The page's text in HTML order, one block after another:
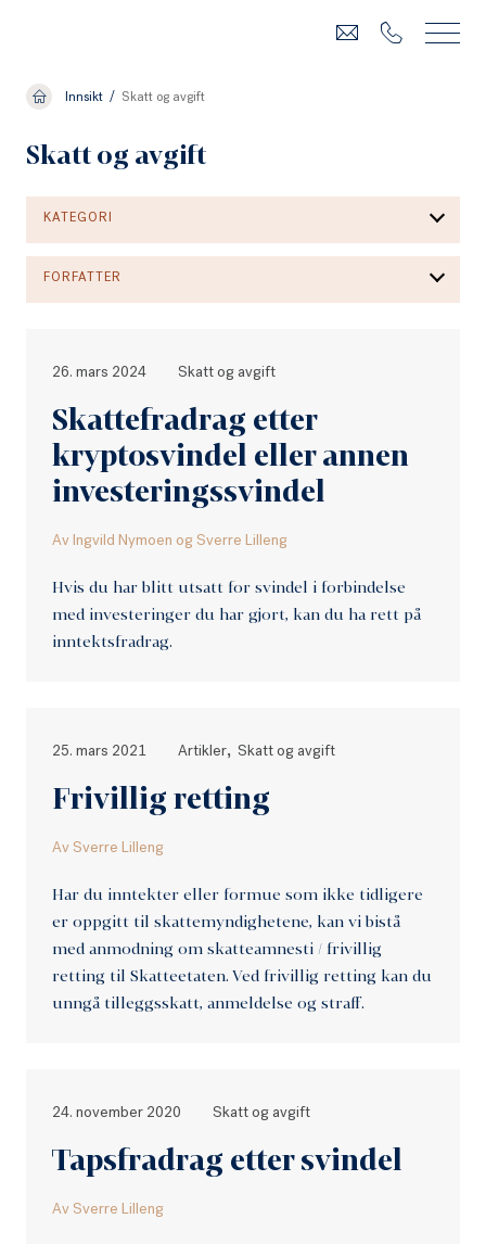
Innsikt / Skatt og avgift
Skatt og avgift
KATEGORI
FORFATTER
26. mars 2024 Skatt og avgift
Skattefradrag etter
kryptosvindel eller annen
investeringssvindel
Av Ingvild Nymoen og Sverre Lilleng
Hvis du har blitt utsatt for svindel i forbindelse
med investeringer du har gjort, kan du ha rett på
inntektsfradrag.
25. mars 2021 Artikler, Skatt og avgift
Frivillig retting
Av Sverre Lilleng
Har du inntekter eller formue som ikke tidligere
er oppgitt til skattemyndighetene, kan vi bistå
med anmodning om skatteamnesti / frivillig
retting til Skatteetaten. Ved frivillig retting kan du
unngå tilleggsskatt, anmeldelse og straff.
24. november 2020 Skatt og avgift
Tapsfradrag etter svindel
Av Sverre Lilleng